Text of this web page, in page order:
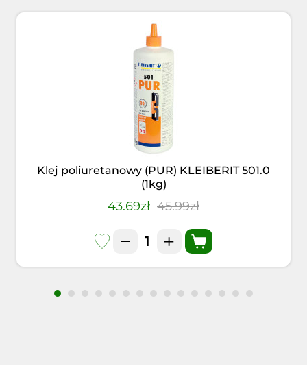
Klej poliuretanowy (PUR) KLEIBERIT 501.0
(1kg)
43.69zł 45.99zł